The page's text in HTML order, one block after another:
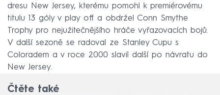
dresu New Jersey, kterému pomohl k premiérovému
titulu 13 góly v play off a obdržel Conn Smythe
Trophy pro nejužitečnějšího hráče vyřazovacích bojů.
V další sezoně se radoval ze Stanley Cupu s
Coloradem a v roce 2000 slavil další po návratu do
New Jersey.
Čtěte také